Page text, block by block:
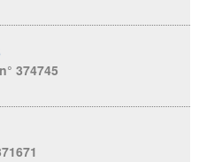
374745